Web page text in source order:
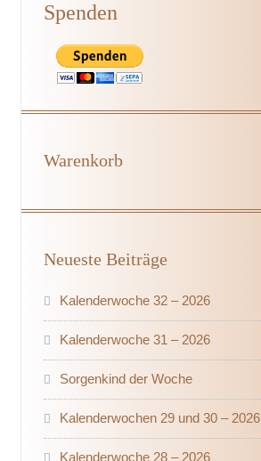
Spenden
Warenkorb
Neueste Beiträge
Kalenderwoche 32 – 2026
Kalenderwoche 31 – 2026
Sorgenkind der Woche
Kalenderwochen 29 und 30 – 2026
Kalenderwoche 28 – 2026